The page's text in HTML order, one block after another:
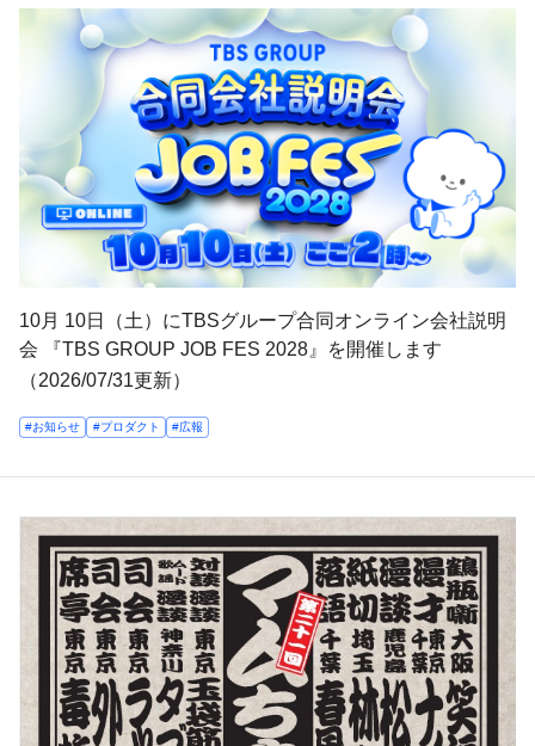
10月 10日（土）にTBSグループ合同オンライン会社説明
会 『TBS GROUP JOB FES 2028』を開催します
（2026/07/31更新）
#お知らせ #プロダクト #広報